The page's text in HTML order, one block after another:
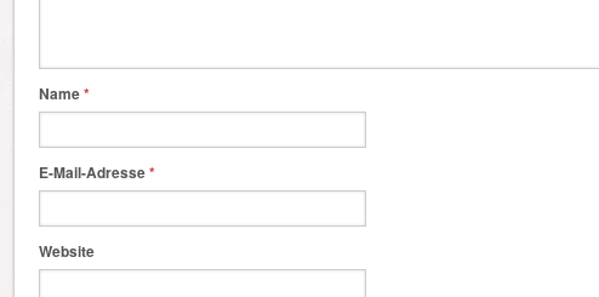
Name*
E-Mail-Adresse*
Website